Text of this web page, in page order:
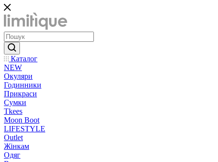
Каталог
NEW
Окуляри
Годинники
Прикраси
Сумки
Tkees
Moon Boot
LIFESTYLE
Outlet
Жінкам
Одяг